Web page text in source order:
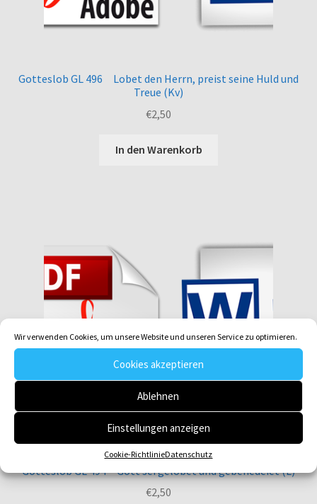
Wir verwenden Cookies, um unsere Website und unseren Service zu optimieren.
Cookies akzeptieren
Ablehnen
Einstellungen anzeigen
Cookie-RichtlinieDatenschutz
Gotteslob GL 496 Lobet den Herrn, preist seine Huld und
Treue (Kv)
€2,50
In den Warenkorb
Gotteslob GL 494 Gott sei gelobet und gebenedeiet (L)
€2,50